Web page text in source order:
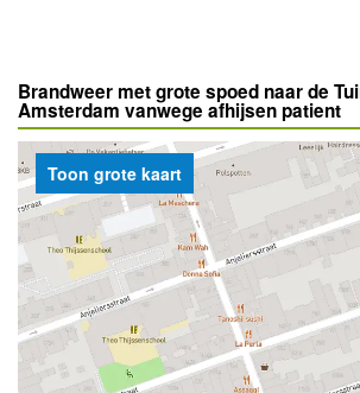
Brandweer met grote spoed naar de
Amsterdam vanwege afhijsen patient
Toon grote kaart